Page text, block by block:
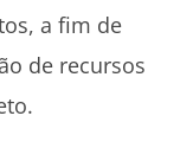
a fim de
de recursos